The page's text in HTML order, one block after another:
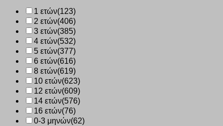
ποσότητα
1 ετών(123)
2 ετών(406)
3 ετών(385)
4 ετών(532)
5 ετών(377)
6 ετών(616)
8 ετών(619)
10 ετών(623)
12 ετών(609)
14 ετών(576)
16 ετών(76)
0-3 μηνών(62)